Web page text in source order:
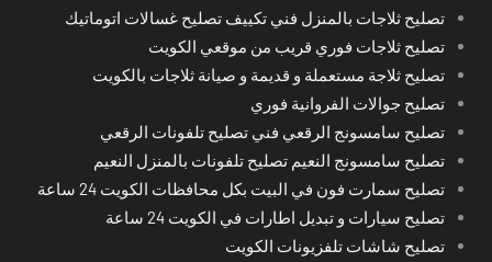
تصليح ثلاجات بالمنزل فني تكييف تصليح غسالات اتوماتيك
تصليح ثلاجات فوري قريب من موقعي الكويت
تصليح ثلاجة مستعملة و قديمة و صيانة ثلاجات بالكويت
تصليح جوالات الفروانية فوري
تصليح سامسونج الرقعي فني تصليح تلفونات الرقعي
تصليح سامسونج النعيم تصليح تلفونات بالمنزل النعيم
تصليح سمارت فون في البيت بكل محافظات الكويت 24 ساعة
تصليح سيارات و تبديل اطارات في الكويت 24 ساعة
تصليح شاشات تلفزيونات الكويت